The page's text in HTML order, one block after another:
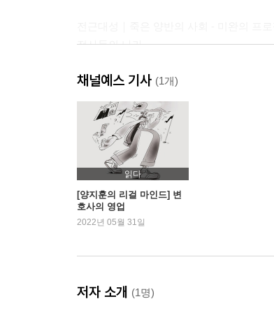
전사들의 나라
데카르트와 황우석
전 인민의 양반화
위계를 위한 예법
식탁 위의 해부학
취미
어린이와 어른이
카리스마
벤 다이어그램
미래주의｜디지털, 사이보그 그리고 짝퉁
채널예스 기사 (1개)
읽다
[양지훈의 리걸 마인드] 변
호사의 영업
2022년 05월 31일
저자 소개 (1명)